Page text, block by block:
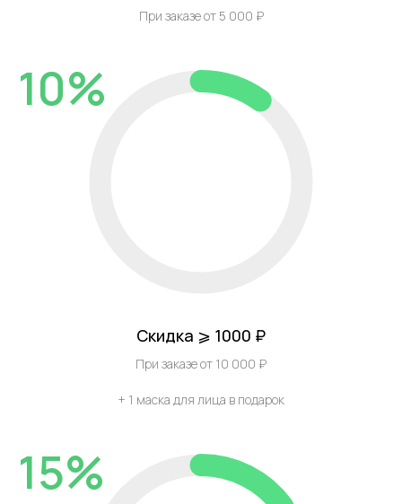
При заказе от 5 000 ₽
10%
Скидка ⩾ 1000 ₽
При заказе от 10 000 ₽
+ 1 маска для лица в подарок
15%